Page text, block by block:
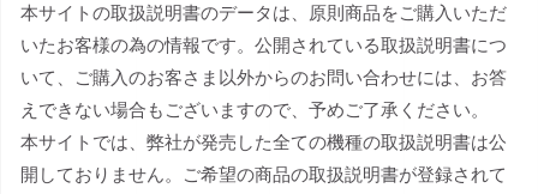
本サイトの取扱説明書のデータは、原則商品をご購入いただ
いたお客様の為の情報です。公開されている取扱説明書につ
いて、ご購入のお客さま以外からのお問い合わせには、お答
えできない場合もございますので、予めご了承ください。
本サイトでは、弊社が発売した全ての機種の取扱説明書は公
開しておりません。ご希望の商品の取扱説明書が登録されて